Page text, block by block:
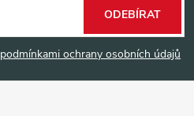
podmínkami ochrany osobních údajů
ODEBÍRAT